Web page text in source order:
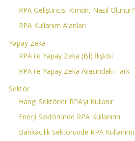
RPA Geliştiricisi Kimdir, Nasıl Olunur?
RPA Kullanım Alanları
Yapay Zeka
RPA ile Yapay Zeka (BI) İlişkisi
RPA ile Yapay Zeka Arasındaki Fark
Sektör
Hangi Sektörler RPA’yı Kullanır
Enerji Sektöründe RPA Kullanımı
Bankacılık Sektöründe RPA Kullanımı